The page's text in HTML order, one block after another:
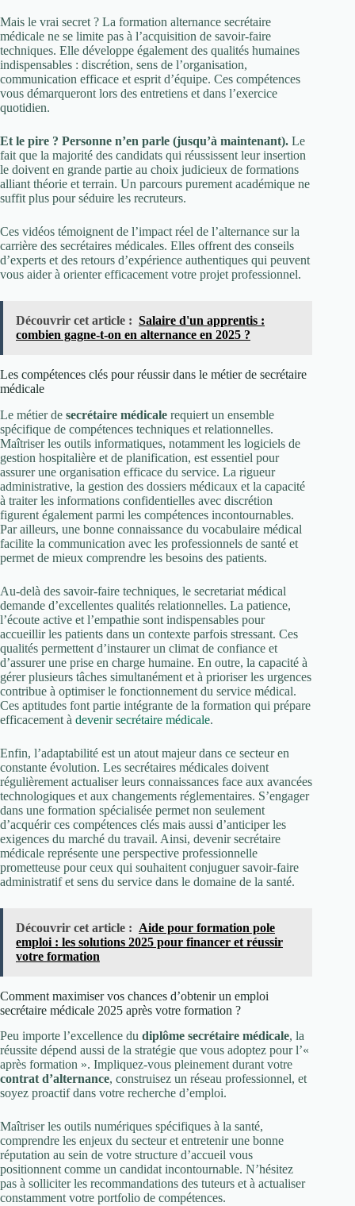
Mais le vrai secret ? La formation alternance secrétaire
médicale ne se limite pas à l’acquisition de savoir-faire
techniques. Elle développe également des qualités humaines
indispensables : discrétion, sens de l’organisation,
communication efficace et esprit d’équipe. Ces compétences
vous démarqueront lors des entretiens et dans l’exercice
quotidien.
Et le pire ? Personne n’en parle (jusqu’à maintenant). Le
fait que la majorité des candidats qui réussissent leur insertion
le doivent en grande partie au choix judicieux de formations
alliant théorie et terrain. Un parcours purement académique ne
suffit plus pour séduire les recruteurs.
Ces vidéos témoignent de l’impact réel de l’alternance sur la
carrière des secrétaires médicales. Elles offrent des conseils
d’experts et des retours d’expérience authentiques qui peuvent
vous aider à orienter efficacement votre projet professionnel.
Découvrir cet article : Salaire d'un apprentis :
combien gagne-t-on en alternance en 2025 ?
Les compétences clés pour réussir dans le métier de secrétaire
médicale
Le métier de secrétaire médicale requiert un ensemble
spécifique de compétences techniques et relationnelles.
Maîtriser les outils informatiques, notamment les logiciels de
gestion hospitalière et de planification, est essentiel pour
assurer une organisation efficace du service. La rigueur
administrative, la gestion des dossiers médicaux et la capacité
à traiter les informations confidentielles avec discrétion
figurent également parmi les compétences incontournables.
Par ailleurs, une bonne connaissance du vocabulaire médical
facilite la communication avec les professionnels de santé et
permet de mieux comprendre les besoins des patients.
Au-delà des savoir-faire techniques, le secretariat médical
demande d’excellentes qualités relationnelles. La patience,
l’écoute active et l’empathie sont indispensables pour
accueillir les patients dans un contexte parfois stressant. Ces
qualités permettent d’instaurer un climat de confiance et
d’assurer une prise en charge humaine. En outre, la capacité à
gérer plusieurs tâches simultanément et à prioriser les urgences
contribue à optimiser le fonctionnement du service médical.
Ces aptitudes font partie intégrante de la formation qui prépare
efficacement à devenir secrétaire médicale.
Enfin, l’adaptabilité est un atout majeur dans ce secteur en
constante évolution. Les secrétaires médicales doivent
régulièrement actualiser leurs connaissances face aux avancées
technologiques et aux changements réglementaires. S’engager
dans une formation spécialisée permet non seulement
d’acquérir ces compétences clés mais aussi d’anticiper les
exigences du marché du travail. Ainsi, devenir secrétaire
médicale représente une perspective professionnelle
prometteuse pour ceux qui souhaitent conjuguer savoir-faire
administratif et sens du service dans le domaine de la santé.
Découvrir cet article : Aide pour formation pole
emploi : les solutions 2025 pour financer et réussir
votre formation
Comment maximiser vos chances d’obtenir un emploi
secrétaire médicale 2025 après votre formation ?
Peu importe l’excellence du diplôme secrétaire médicale, la
réussite dépend aussi de la stratégie que vous adoptez pour l’«
après formation ». Impliquez-vous pleinement durant votre
contrat d’alternance, construisez un réseau professionnel, et
soyez proactif dans votre recherche d’emploi.
Maîtriser les outils numériques spécifiques à la santé,
comprendre les enjeux du secteur et entretenir une bonne
réputation au sein de votre structure d’accueil vous
positionnent comme un candidat incontournable. N’hésitez
pas à solliciter les recommandations des tuteurs et à actualiser
constamment votre portfolio de compétences.